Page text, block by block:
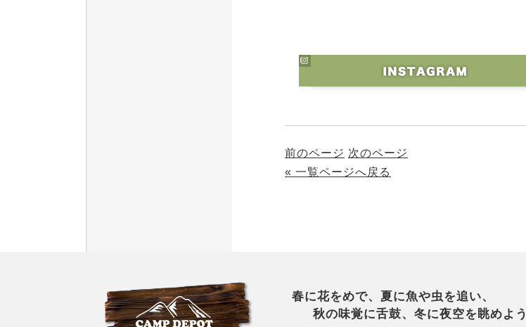
前のページ 次のページ
« 一覧ページへ戻る
春に花をめで、夏に魚や虫を追い、
秋の味覚に舌鼓、冬に夜空を眺めよう